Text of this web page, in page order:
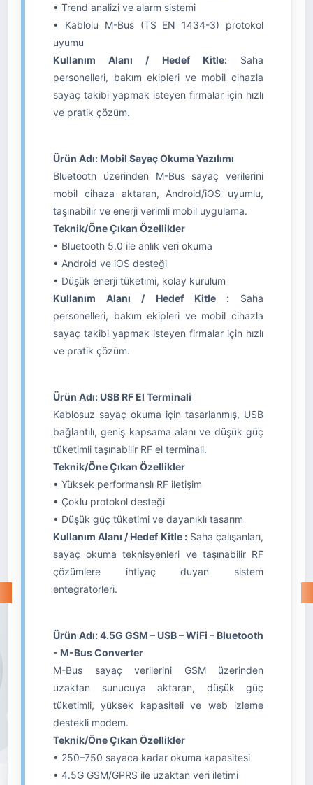
• Trend analizi ve alarm sistemi
• Kablolu M-Bus (TS EN 1434-3) protokol
uyumu
Kullanım Alanı / Hedef Kitle:Saha
personelleri, bakım ekipleri ve mobil cihazla
sayaç takibi yapmak isteyen firmalar için hızlı
ve pratik çözüm.
Ürün Adı: Mobil Sayaç Okuma Yazılımı
Bluetooth üzerinden M-Bus sayaç verilerini
mobil cihaza aktaran, Android/iOS uyumlu,
taşınabilir ve enerji verimli mobil uygulama.
Teknik/Öne Çıkan Özellikler
• Bluetooth 5.0 ile anlık veri okuma
• Android ve iOS desteği
• Düşük enerji tüketimi, kolay kurulum
Kullanım Alanı / Hedef Kitle :Saha
personelleri, bakım ekipleri ve mobil cihazla
sayaç takibi yapmak isteyen firmalar için hızlı
ve pratik çözüm.
Ürün Adı: USB RF El Terminali
Kablosuz sayaç okuma için tasarlanmış, USB
bağlantılı, geniş kapsama alanı ve düşük güç
tüketimli taşınabilir RF el terminali.
Teknik/Öne Çıkan Özellikler
• Yüksek performanslı RF iletişim
• Çoklu protokol desteği
• Düşük güç tüketimi ve dayanıklı tasarım
Kullanım Alanı / Hedef Kitle :Saha çalışanları,
sayaç okuma teknisyenleri ve taşınabilir RF
çözümlere ihtiyaç duyan sistem
entegratörleri.
Ürün Adı: 4.5G GSM – USB – WiFi – Bluetooth
- M-Bus Converter
M-Bus sayaç verilerini GSM üzerinden
uzaktan sunucuya aktaran, düşük güç
tüketimli, yüksek kapasiteli ve web izleme
destekli modem.
Teknik/Öne Çıkan Özellikler
• 250–750 sayaca kadar okuma kapasitesi
• 4.5G GSM/GPRS ile uzaktan veri iletimi